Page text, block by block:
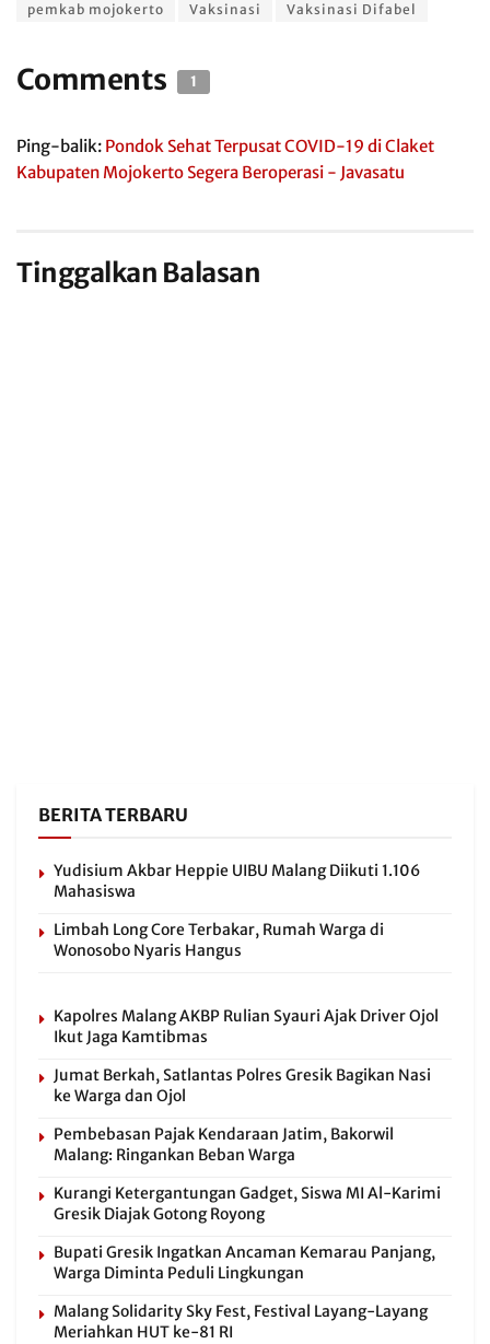
pemkab mojokerto Vaksinasi Vaksinasi Difabel
Comments 1
Ping-balik: Pondok Sehat Terpusat COVID-19 di Claket
Kabupaten Mojokerto Segera Beroperasi - Javasatu
Tinggalkan Balasan
BERITA TERBARU
Yudisium Akbar Heppie UIBU Malang Diikuti 1.106
Mahasiswa
Limbah Long Core Terbakar, Rumah Warga di
Wonosobo Nyaris Hangus
Kapolres Malang AKBP Rulian Syauri Ajak Driver Ojol
Ikut Jaga Kamtibmas
Jumat Berkah, Satlantas Polres Gresik Bagikan Nasi
ke Warga dan Ojol
Pembebasan Pajak Kendaraan Jatim, Bakorwil
Malang: Ringankan Beban Warga
Kurangi Ketergantungan Gadget, Siswa MI Al-Karimi
Gresik Diajak Gotong Royong
Bupati Gresik Ingatkan Ancaman Kemarau Panjang,
Warga Diminta Peduli Lingkungan
Malang Solidarity Sky Fest, Festival Layang-Layang
Meriahkan HUT ke-81 RI